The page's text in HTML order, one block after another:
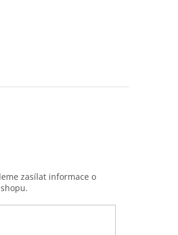
zasílat informace o